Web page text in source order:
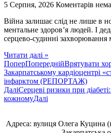
5 Серпня, 2026 Коментарів
Війна залишає слід не лише в
ментальне здоров’я людей. І
серцево-судинні захворювання
Читати далі »
ПоперПопереднійВрятувати
Закарпатському кардіоцентрі
інфарктом (РЕПОРТАЖ)
ДаліСерцеві ризики при
кожномуДалі
Адреса: вулиця Олега Куцина